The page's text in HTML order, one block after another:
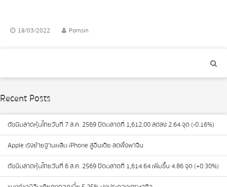
18/03/2022 Pornsin
Recent Posts
ดัชนีตลาดหุ้นไทยวันที่ 7 ส.ค. 2569 ปิดตลาดที่ 1,612.00 ลดลง 2.64 จุด (-0.16%)
Apple เร่งย้ายฐานผลิต iPhone สู่อินเดีย ลดพึ่งพาจีน
ดัชนีตลาดหุ้นไทยวันที่ 6 ส.ค. 2569 ปิดตลาดที่ 1,614.64 เพิ่มขึ้น 4.86 จุด (+0.30%)